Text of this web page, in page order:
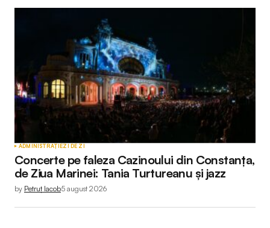
ADMINISTRAȚIEZI DE ZI
Concerte pe faleza Cazinoului din Constanța,
de Ziua Marinei: Tania Turtureanu și jazz
by Petruț Iacob5 august 2026